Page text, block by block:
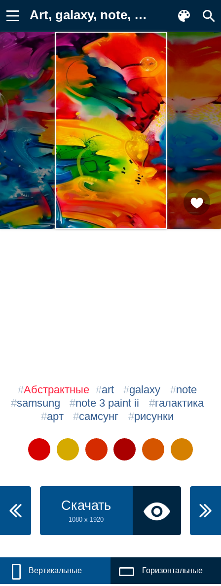
Art, galaxy, note, samsung, note 3 Картинка для телефона
#Абстрактные #art #galaxy #note
#samsung #note 3 paint ii #галактика
#арт #самсунг #рисунки
Скачать
1080 x 1920
Вертикальные Горизонтальные